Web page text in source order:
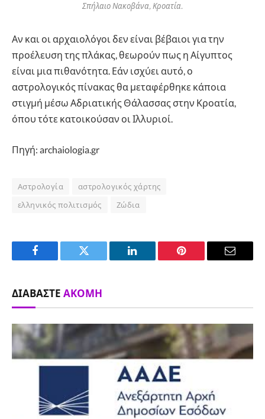
Σπήλαιο Νακοβάνα, Κροατία.
Αν και οι αρχαιολόγοι δεν είναι βέβαιοι για την
προέλευση της πλάκας, θεωρούν πως η Αίγυπτος
είναι μια πιθανότητα. Εάν ισχύει αυτό, ο
αστρολογικός πίνακας θα μεταφέρθηκε κάποια
στιγμή μέσω Αδριατικής Θάλασσας στην Κροατία,
όπου τότε κατοικούσαν οι Ιλλυριοί.
Πηγή: archaiologia.gr
Αστρολογία
αστρολογικός χάρτης
ελληνικός πολιτισμός
Ζώδια
Facebook Twitter LinkedIn Pinterest Email
ΔΙΑΒΆΣΤΕ ΑΚΌΜΗ